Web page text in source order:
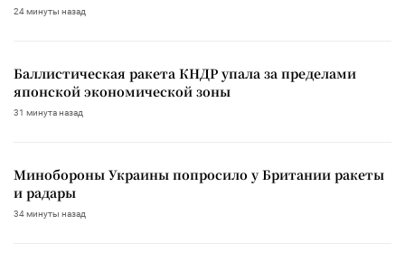
24 минуты назад
Баллистическая ракета КНДР упала за пределами
японской экономической зоны
31 минута назад
Минобороны Украины попросило у Британии ракеты
и радары
34 минуты назад